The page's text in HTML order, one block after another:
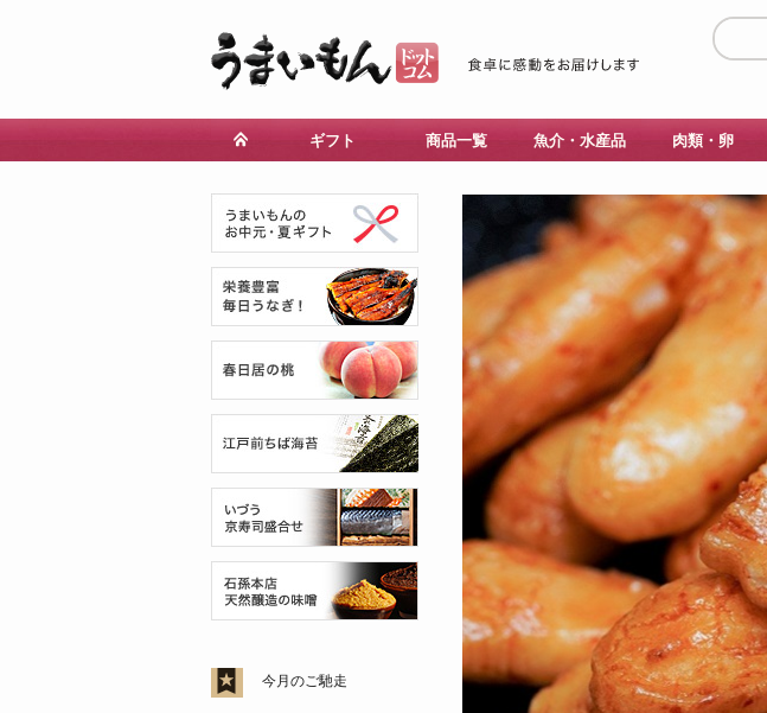
ギフト 商品一覧 魚介・水産品 肉類・卵
今月のご馳走